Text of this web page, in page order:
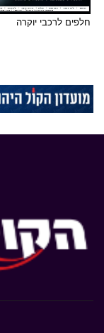
חלפים לרכבי יוקרה